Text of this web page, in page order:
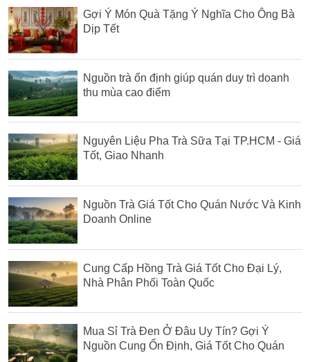
Gợi Ý Món Quà Tặng Ý Nghĩa Cho Ông Bà
Dịp Tết
Nguồn trà ổn định giúp quán duy trì doanh
thu mùa cao điểm
Nguyên Liệu Pha Trà Sữa Tại TP.HCM - Giá
Tốt, Giao Nhanh
Nguồn Trà Giá Tốt Cho Quán Nước Và Kinh
Doanh Online
Cung Cấp Hồng Trà Giá Tốt Cho Đại Lý,
Nhà Phân Phối Toàn Quốc
Mua Sỉ Trà Đen Ở Đâu Uy Tín? Gợi Ý
Nguồn Cung Ổn Định, Giá Tốt Cho Quán